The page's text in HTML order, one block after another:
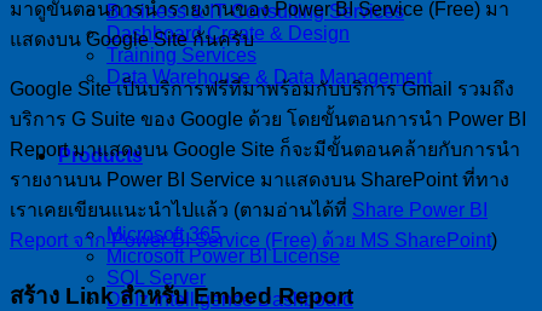
Business & IT Consulting Services
Dashboard Create & Design
Training Services
Data Warehouse & Data Management
Products
Microsoft 365
Microsoft Power BI License
SQL Server
DBIz Intelligence Dashboard
มาดูขั้นตอนการนำรายงานของ Power BI Service (Free) มา
แสดงบน Google Site กันครับ
Google Site เป็นบริการฟรีที่มาพร้อมกับบริการ Gmail รวมถึง
บริการ G Suite ของ Google ด้วย โดยขั้นตอนการนำ Power BI
Report มาแสดงบน Google Site ก็จะมีขั้นตอนคล้ายกับการนำ
รายงานบน Power BI Service มาแสดงบน SharePoint ที่ทาง
เราเคยเขียนแนะนำไปแล้ว (ตามอ่านได้ที่ Share Power BI
Report จาก Power BI Service (Free) ด้วย MS SharePoint)
สร้าง Link สำหรับ Embed Report